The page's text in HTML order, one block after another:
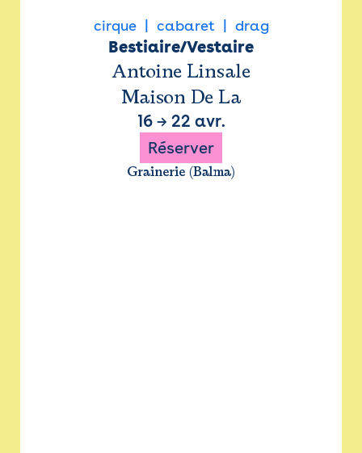
cirque cabaret drag
Bestiaire/Vestaire
Antoine Linsale
Maison De La
16→ 22 avr.
Réserver
Grainerie (Balma)